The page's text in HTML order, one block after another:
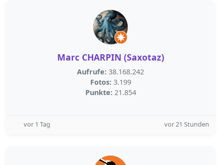
Marc CHARPIN (Saxotaz)
Aufrufe: 38.168.242
Fotos: 3.199
Punkte: 21.854
vor 1 Tag vor 21 Stunden